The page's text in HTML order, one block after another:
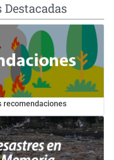
recomendaciones